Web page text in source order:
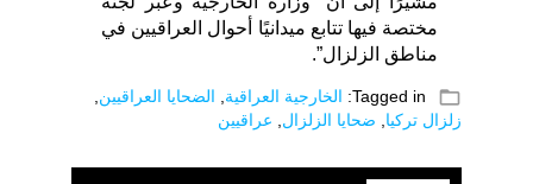
مختصة فيها تتابع ميدانيًا أحوال العراقيين في
مناطق الزلزال”.
folder_open
Tagged in: الخارجية العراقية الضحايا العراقيين
زلزال تركيا, ضحايا الزلزال, عراقيين